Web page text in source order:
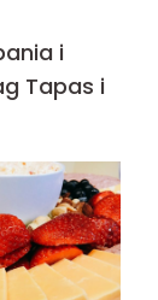
i
Tapas i